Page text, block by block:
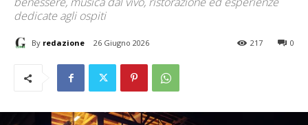
dedicate agli ospiti
By redazione 26 Giugno 2026 0
217